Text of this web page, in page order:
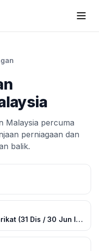
Malaysia percuma
perniagaan dan
balik.
Tahun kewangan dipilih syarikat (31 Dis / 30 Jun lazim)